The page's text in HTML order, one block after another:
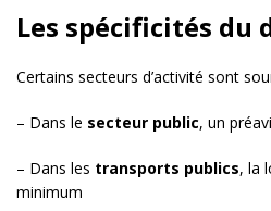
Les spécificités du
Certains secteurs d’activité sont
– Dans le secteur public, un
– Dans les transports publics, la
minimum